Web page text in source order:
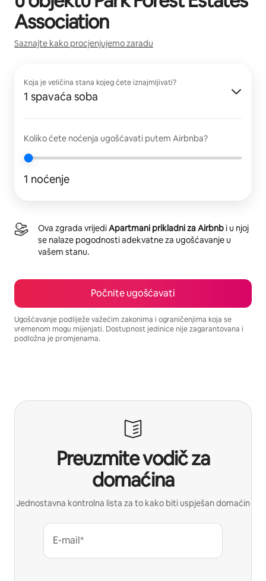
Association
Saznajte kako procjenjujemo zaradu
Koja je veličina stana kojeg ćete iznajmljivati?
1 spavaća soba
Koliko ćete noćenja ugošćavati putem Airbnba?
1 noćenje
Ova zgrada vrijediApartmani prikladni za Airbnb i u njoj
se nalaze pogodnosti adekvatne za ugošćavanje u
vašem stanu.
Počnite ugošćavati
Ugošćavanje podliježe važećim zakonima i ograničenjima koja se
vremenom mogu mijenjati. Dostupnost jedinice nije zagarantovana i
podložna je promjenama.
Preuzmite vodič za
domaćina
Jednostavna kontrolna lista za to kako biti uspješan domaćin
E-mail*